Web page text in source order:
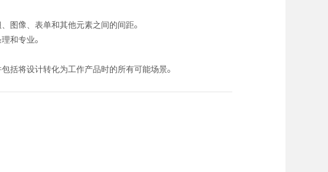
图像、表单和其他元素之间的间距。
和专业。
括将设计转化为工作产品时的所有可能场景。